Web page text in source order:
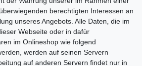
berechtigten Interessen an
unseres Angebots. Alle Daten, die im
Webseite oder in dafür
im Onlineshop wie folgend
werden auf seinen Servern
auf anderen Servern findet nur in